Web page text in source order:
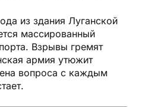
из здания Луганской
массированный
Взрывы гремят
армия утюжит
вопроса с каждым